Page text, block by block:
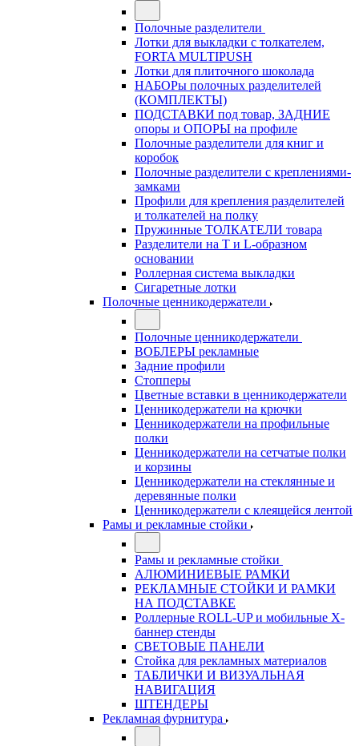
Полочные разделители
Лотки для выкладки с толкателем,
FORTA MULTIPUSH
Лотки для плиточного шоколада
НАБОРы полочных разделителей
(КОМПЛЕКТЫ)
ПОДСТАВКИ под товар, ЗАДНИЕ
опоры и ОПОРЫ на профиле
Полочные разделители для книг и
коробок
Полочные разделители с креплениями-
замками
Профили для крепления разделителей
и толкателей на полку
Пружинные ТОЛКАТЕЛИ товара
Разделители на Т и L-образном
основании
Роллерная система выкладки
Сигаретные лотки
Полочные ценникодержатели
Полочные ценникодержатели
ВОБЛЕРЫ рекламные
Задние профили
Стопперы
Цветные вставки в ценникодержатели
Ценникодержатели на крючки
Ценникодержатели на профильные
полки
Ценникодержатели на сетчатые полки
и корзины
Ценникодержатели на стеклянные и
деревянные полки
Ценникодержатели с клеящейся лентой
Рамы и рекламные стойки
Рамы и рекламные стойки
АЛЮМИНИЕВЫЕ РАМКИ
РЕКЛАМНЫЕ СТОЙКИ И РАМКИ
НА ПОДСТАВКЕ
Роллерные ROLL-UP и мобильные X-
баннер стенды
СВЕТОВЫЕ ПАНЕЛИ
Стойка для рекламных материалов
ТАБЛИЧКИ И ВИЗУАЛЬНАЯ
НАВИГАЦИЯ
ШТЕНДЕРЫ
Рекламная фурнитура